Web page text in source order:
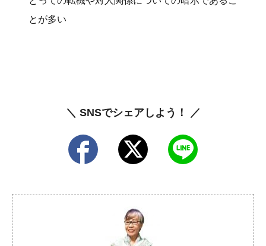
とが多い
＼ SNSでシェアしよう！ ／